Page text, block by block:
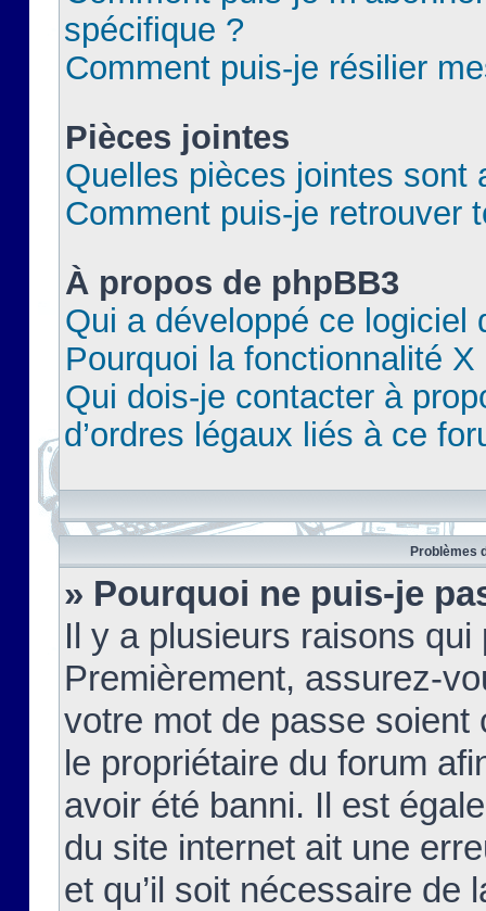
spécifique ?
Comment puis-je résilier
Pièces jointes
Quelles pièces jointes sont
Comment puis-je retrouver
À propos de phpBB3
Qui a développé ce logiciel
Pourquoi la fonctionnalité X
Qui dois-je contacter à
d’ordres légaux liés à ce
Problèmes
» Pourquoi ne puis-je
Il y a plusieurs raisons
Premièrement, assurez-
votre mot de passe soient
le propriétaire du forum
avoir été banni. Il est
du site internet ait une
et qu’il soit nécessaire de